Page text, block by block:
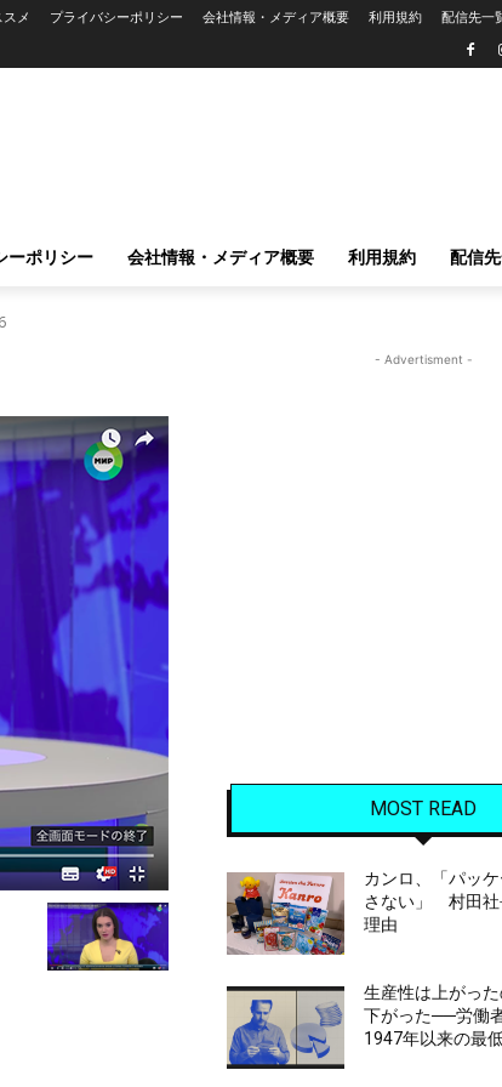
メ プライバシーポリシー 会社情報・メディア概要 利用規約 配信先一
ーポリシー 会社情報・メディア概要 利用規約 配信
- Advertisment -
MOST READ
カンロ、「パッ
さない」 村田社
理由
生産性は上がっ
下がった──労働
1947年以来の最